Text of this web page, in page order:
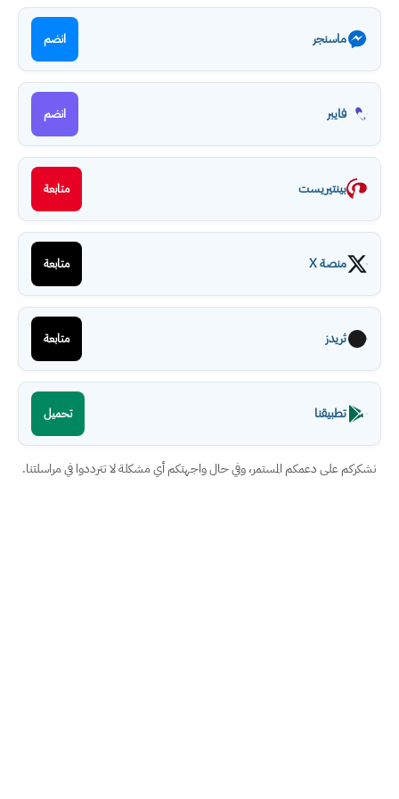
ماسنجر انضم
فايبر انضم
بينتيريست متابعة
منصة X متابعة
ثريدز متابعة
تطبيقنا تحميل
نشكركم على دعمكم المستمر، وفي حال واجهتكم أي مشكلة لا تترددوا في مراسلتنا.